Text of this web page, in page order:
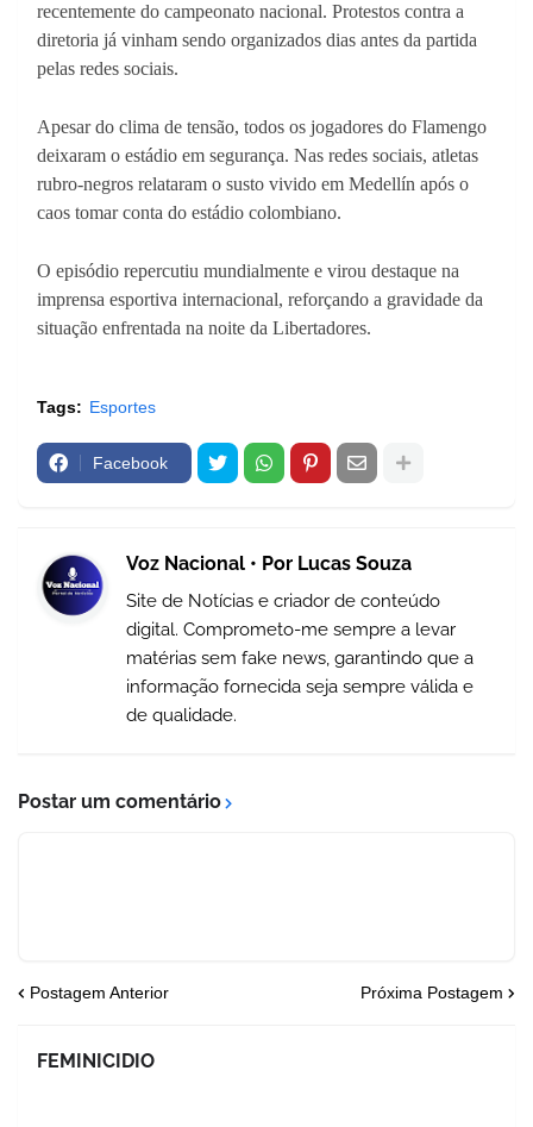
recentemente do campeonato nacional. Protestos contra a
diretoria já vinham sendo organizados dias antes da partida
pelas redes sociais.
Apesar do clima de tensão, todos os jogadores do Flamengo
deixaram o estádio em segurança. Nas redes sociais, atletas
rubro-negros relataram o susto vivido em Medellín após o
caos tomar conta do estádio colombiano.
O episódio repercutiu mundialmente e virou destaque na
imprensa esportiva internacional, reforçando a gravidade da
situação enfrentada na noite da Libertadores.
Tags: Esportes
Facebook
Voz Nacional • Por Lucas Souza
Site de Notícias e criador de conteúdo
digital. Comprometo-me sempre a levar
matérias sem fake news, garantindo que a
informação fornecida seja sempre válida e
de qualidade.
Postar um comentário
Postagem Anterior Próxima Postagem
FEMINICIDIO